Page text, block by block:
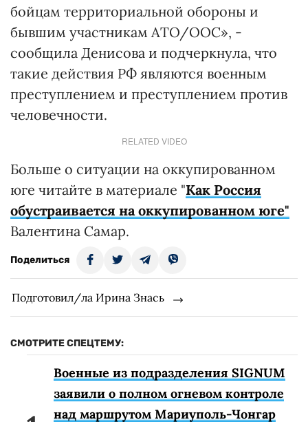
бойцам территориальной обороны и
бывшим участникам АТО/ООС», -
сообщила Денисова и подчеркнула, что
такие действия РФ являются военным
преступлением и преступлением против
человечности.
RELATED VIDEO
Больше о ситуации на оккупированном
юге читайте в материале "Как Россия
обустраивается на оккупированном юге"
Валентина Самар.
Поделиться
Подготовил/ла Ирина Знась
СМОТРИТЕ СПЕЦТЕМУ:
Военные из подразделения SIGNUM
заявили о полном огневом контроле
над маршрутом Мариуполь-Чонгар